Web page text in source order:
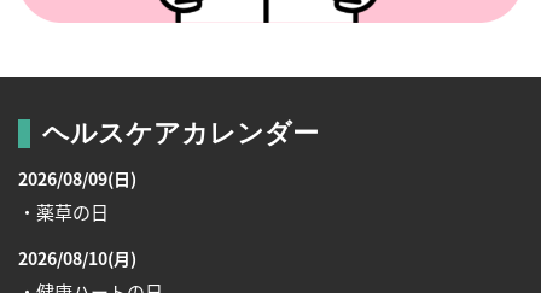
ヘルスケアカレンダー
2026/08/09(日)
・薬草の日
2026/08/10(月)